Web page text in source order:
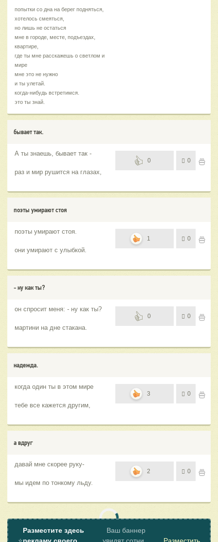
попытки со дна на берег подняться,
хотелось смеяться,
но лишь не остаться
мне в городе, месте, подъездах,
квартире,
где ты мне расскажешь о светлом и
мире
мне это не нужно
и ты улетай.
когда-нибудь встретимся.
это ты знай.
бывает так.
А ты знаешь, бывает так -
раз и мир рушится на глазах,
0 0
поэты умирают стоя
поэты умирают стоя.
они умирают с улыбкой.
1 0
- ну как ты?
он спросит меня: - ну как ты?
мартини на дне стакана.
0 0
надежда.
когда один ты в этом мире
тебе все кажется другим,
3 0
а вдруг
давай мне скорее руку-
мы идем по тонкому льду.
2 0
Разместите здесь
Ваш баннер